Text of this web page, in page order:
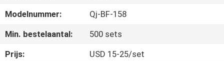
CONTACTEER
ONS
Modelnummer:
Qj-BF-158
Min. bestelaantal:
500 sets
Prijs:
USD 15-25/set